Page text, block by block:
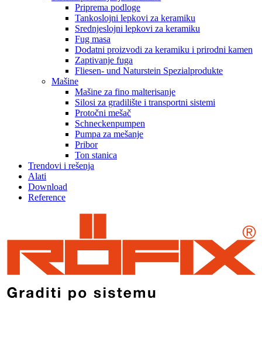
Priprema podloge
Tankoslojni lepkovi za keramiku
Srednjeslojni lepkovi za keramiku
Fug masa
Dodatni proizvodi za keramiku i prirodni kamen
Zaptivanje fuga
Fliesen- und Naturstein Spezialprodukte
Mašine
Mašine za fino malterisanje
Silosi za gradilište i transportni sistemi
Protočni mešač
Schneckenpumpen
Pumpa za mešanje
Pribor
Ton stanica
Trendovi i rešenja
Alati
Download
Reference